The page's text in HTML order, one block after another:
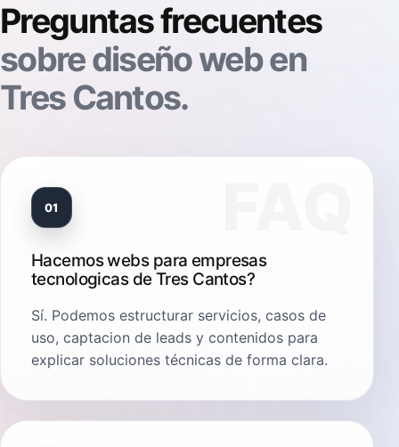
Preguntas frecuentes
sobre diseño web en
Tres Cantos.
01
Hacemos webs para empresas
tecnologicas de Tres Cantos?
Sí. Podemos estructurar servicios, casos de
uso, captacion de leads y contenidos para
explicar soluciones técnicas de forma clara.